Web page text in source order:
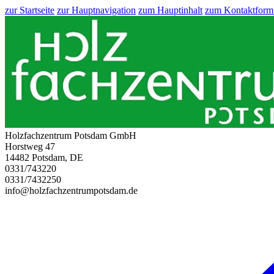
zur Startseite zur Hauptnavigation zum Hauptinhalt zum
Holzfachzentrum Potsdam GmbH
Horstweg 47
14482 Potsdam, DE
0331/743220
0331/7432250
info@holzfachzentrumpotsdam.de